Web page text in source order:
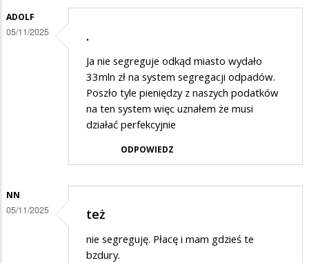
przestalem
je
segregowac
odpowiedzi
Segregacja
ADOLF
05/11/2025 .
Ja nie segreguje odkąd miasto wydało
33mln zł na system segregacji odpadów.
Poszło tyle pieniędzy z naszych podatków
na ten system więc uznałem że musi
działać perfekcyjnie
ODPOWIEDZ
NN
05/11/2025 też
nie segreguję. Płacę i mam gdzieś te
bzdury.